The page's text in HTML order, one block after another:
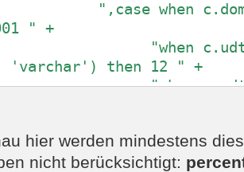
when
" +
c.udt_name
then 12 " +
hier werden mindestens
nicht berücksichtigt: